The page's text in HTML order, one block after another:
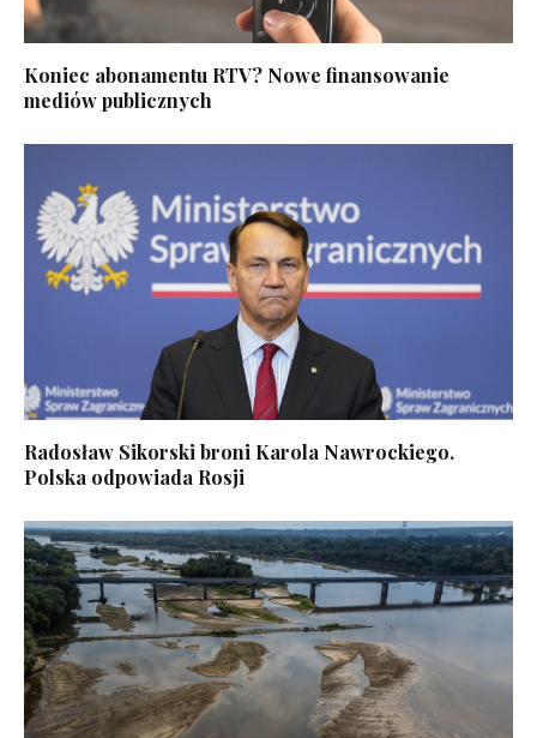
Koniec abonamentu RTV? Nowe finansowanie
mediów publicznych
Radosław Sikorski broni Karola Nawrockiego.
Polska odpowiada Rosji